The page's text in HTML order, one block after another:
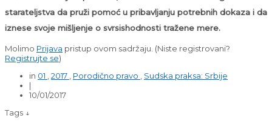
starateljstva da pruži pomoć u pribavljanju potrebnih dokaza i da
iznese svoje mišljenje o svrsishodnosti tražene mere.
Molimo Prijava pristup ovom sadržaju. (Niste registrovani?
Registrujte se)
in 01 2017 Porodično pravo
Sudska praksa: Srbije
|
10/01/2017
Tags ↓